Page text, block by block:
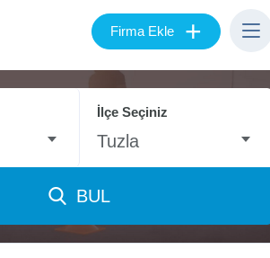
Firma Ekle +
İlçe Seçiniz
Tuzla
BUL